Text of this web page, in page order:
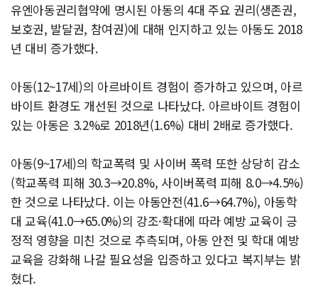
유엔아동권리협약에 명시된 아동의 4대 주요 권리(생존권,
보호권, 발달권, 참여권)에 대해 인지하고 있는 아동도 2018
년 대비 증가했다.
아동(12~17세)의 아르바이트 경험이 증가하고 있으며, 아르
바이트 환경도 개선된 것으로 나타났다. 아르바이트 경험이
있는 아동은 3.2%로 2018년(1.6%) 대비 2배로 증가했다.
아동(9~17세)의 학교폭력 및 사이버 폭력 또한 상당히 감소
(학교폭력 피해 30.3→20.8%, 사이버폭력 피해 8.0→4.5%)
한 것으로 나타났다. 이는 아동안전(41.6→64.7%), 아동학
대 교육(41.0→65.0%)의 강조·확대에 따라 예방 교육이 긍
정적 영향을 미친 것으로 추측되며, 아동 안전 및 학대 예방
교육을 강화해 나갈 필요성을 입증하고 있다고 복지부는 밝
혔다.